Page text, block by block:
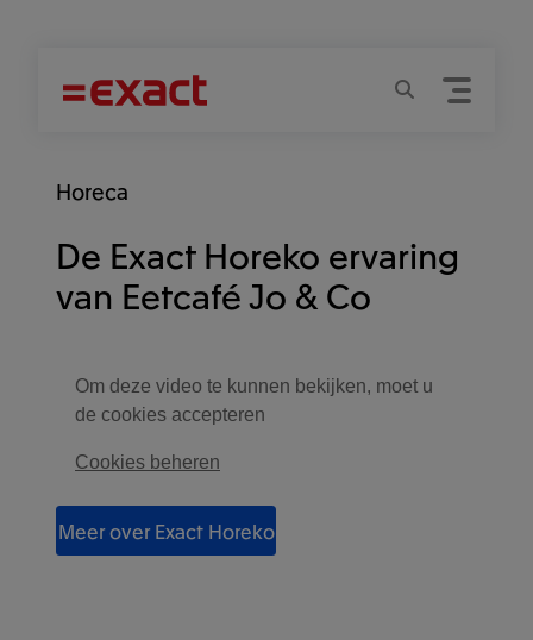
Menu
Zoeken
Horeca
De Exact Horeko ervaring
van Eetcafé Jo & Co
Om deze video te kunnen bekijken, moet u
de cookies accepteren
Cookies beheren
Meer over Exact Horeko